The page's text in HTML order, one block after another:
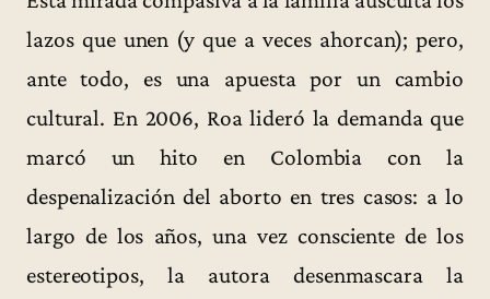
lazos que unen (y que a veces ahorcan); pero,
ante todo, es una apuesta por un cambio
cultural. En 2006, Roa lideró la demanda que
marcó un hito en Colombia con la
despenalización del aborto en tres casos: a lo
largo de los años, una vez consciente de los
estereotipos, la autora desenmascara la